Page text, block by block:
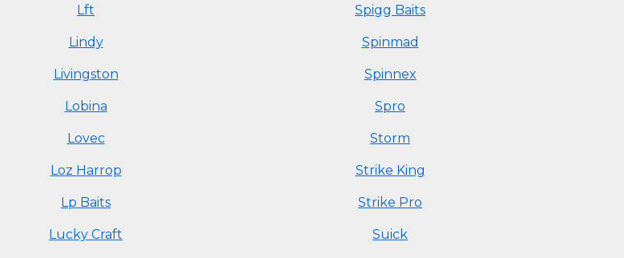
Lft
Lindy
Livingston
Lobina
Lovec
Loz Harrop
Lp Baits
Lucky Craft
Spigg Baits
Spinmad
Spinnex
Spro
Storm
Strike King
Strike Pro
Suick